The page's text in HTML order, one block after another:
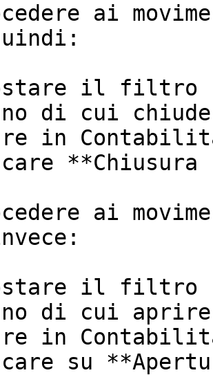
ai
il filtro
di cui
in
**Chiusura
ai
il filtro
di cui
in
su